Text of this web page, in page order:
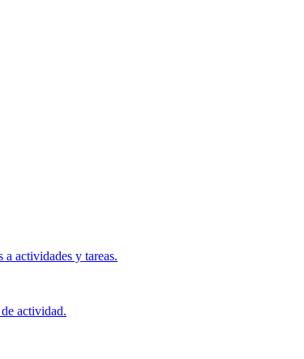
actividades y tareas.
actividad.